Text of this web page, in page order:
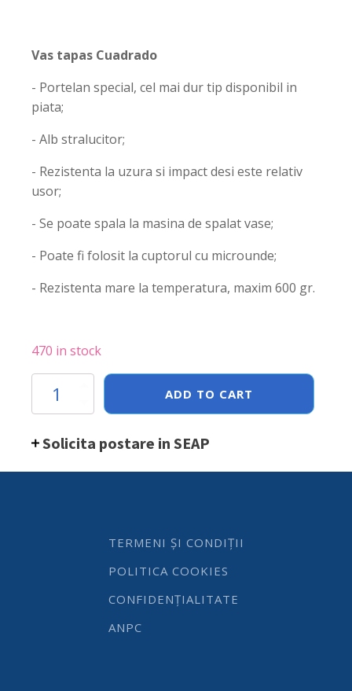
Vas tapas Cuadrado
- Portelan special, cel mai dur tip disponibil in
piata;
- Alb stralucitor;
- Rezistenta la uzura si impact desi este relativ
usor;
- Se poate spala la masina de spalat vase;
- Poate fi folosit la cuptorul cu microunde;
- Rezistenta mare la temperatura, maxim 600 gr.
470 in stock
vase
/
ADD TO CART
Solicita postare in SEAP
TERMENI ȘI CONDIȚII
POLITICA COOKIES
CONFIDENȚIALITATE
ANPC